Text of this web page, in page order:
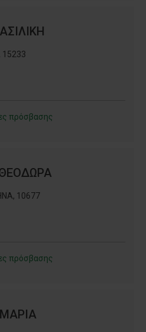
πρόσβασης
10677
πρόσβασης